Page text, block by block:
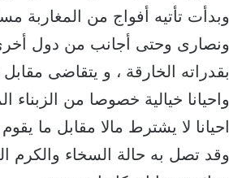
وبدأت تأتيه أفواج من المغاربة
ونصارى وحتى أجانب من دول
بقدراته الخارقة ، و يتقاضى مقابل
واحيانا خيالية خصوصا من الزبناء
احيانا لا يشترط مالا مقابل ما
وقد تصل به حالة السخاء والكرم